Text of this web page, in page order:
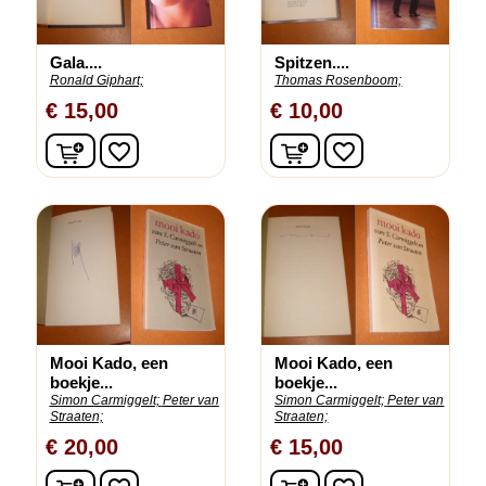
Gala....
Ronald Giphart;
€ 15,00
In winkelwagen
favorite_border
Spitzen....
Thomas Rosenboom;
€ 10,00
In winkelwagen
favorite_border
Mooi Kado, een
boekje...
Simon Carmiggelt; Peter van
Straaten;
€ 20,00
In winkelwagen
Mooi Kado, een
boekje...
Simon Carmiggelt; Peter van
Straaten;
€ 15,00
In winkelwagen